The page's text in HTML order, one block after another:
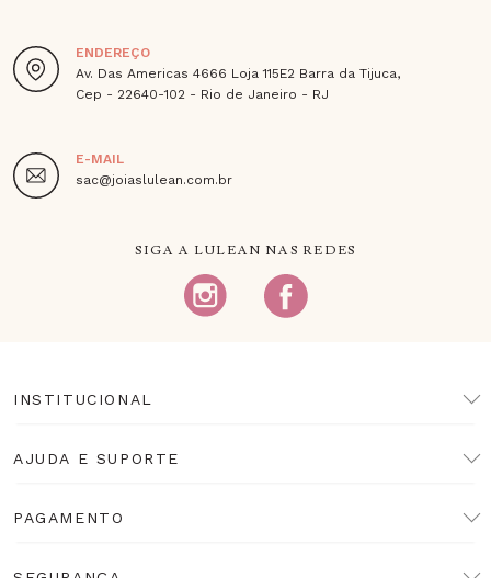
ENDEREÇO
Av. Das Americas 4666 Loja 115E2 Barra da Tijuca,
Cep - 22640-102 - Rio de Janeiro - RJ
E-MAIL
sac@joiaslulean.com.br
SIGA A LULEAN NAS REDES
INSTITUCIONAL
AJUDA E SUPORTE
PAGAMENTO